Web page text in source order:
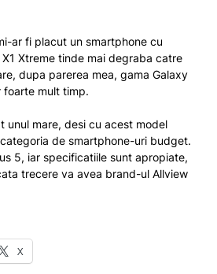
ar fi placut un smartphone cu
Xtreme tinde mai degraba catre
dupa parerea mea, gama Galaxy
foarte mult timp.
unul mare, desi cu acest model
de smartphone-uri budget.
5, iar specificatiile sunt apropiate,
trecere va avea brand-ul Allview
X